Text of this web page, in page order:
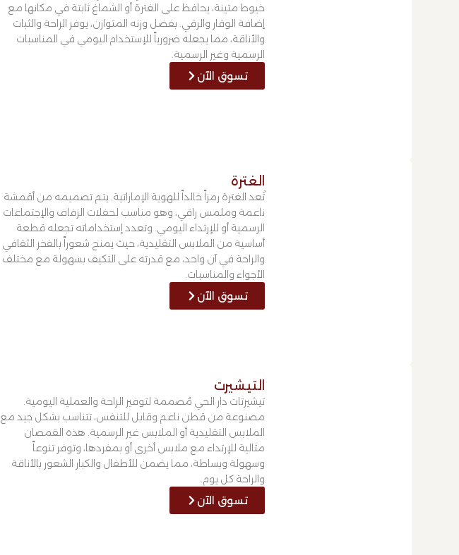
خيوط متينة، يحافظ على الغترة أو الشماغ ثابتة في مكانها مع
إضافة الوقار والرقي. بفضل وزنه المتوازن، يوفر الراحة والثبات
والأناقة، مما يجعله ضرورياً للإستخدام اليومي في المناسبات
الرسمية وغير الرسمية.
تسوق الآن
الغترة
تُعد الغترة رمزاً خالداً للهوية الإماراتية. يتم تصميمه من أقمشة
ناعمة وملمس راقي، وهو مناسب لحفلات الزفاف والإجتماعات
الرسمية أو للإرتداء اليومي. وتعدد إستخداماته تجعله قطعة
أساسية من الملابس التقليدية، حيث يمنح شعوراً بالفخر الثقافي
والراحة في آن واحد، مع قدرته على التكيف بسهولة مع مختلف
الأجواء والمناسبات.
تسوق الآن
التيشيرت
تيشيرتات دار الحي مُصممة لتوفير الراحة والعملية اليومية.
مصنوعة من قطن ناعم وقابل للتنفس، تتناسب بشكل جيد مع
الملابس التقليدية أو الملابس غير الرسمية. هذه القمصان
مثالية للإرتداء مع ملابس أخرى أو بمفردها، وتوفر تنوعاً
وسهولة وبساطة، مما يضمن للأطفال والكبار الشعور بالأناقة
والراحة كل يوم.
تسوق الآن